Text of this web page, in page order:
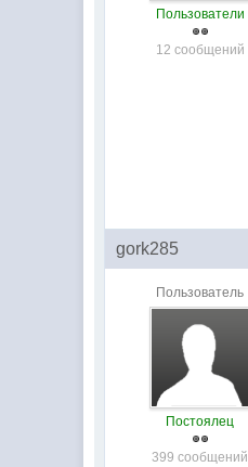
Пользователи
12 сообщений
gork285
Пользователь
Постоялец
399 сообщений